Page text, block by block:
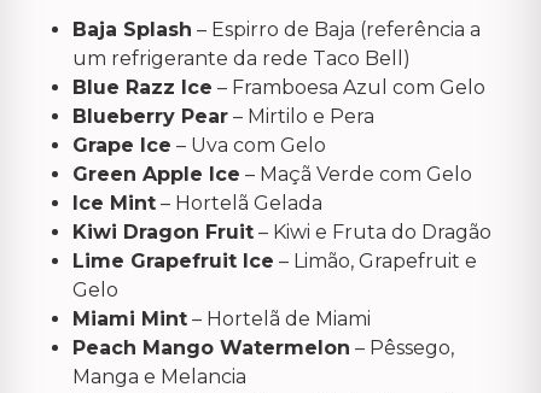
Baja Splash – Espirro de Baja (referência a
um refrigerante da rede Taco Bell)
Blue Razz Ice – Framboesa Azul com Gelo
Blueberry Pear – Mirtilo e Pera
Grape Ice – Uva com Gelo
Green Apple Ice – Maçã Verde com Gelo
Ice Mint – Hortelã Gelada
Kiwi Dragon Fruit – Kiwi e Fruta do Dragão
Lime Grapefruit Ice – Limão, Grapefruit e
Gelo
Miami Mint – Hortelã de Miami
Peach Mango Watermelon – Pêssego,
Manga e Melancia